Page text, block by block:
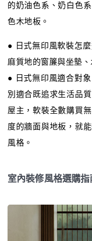
的奶油色系、奶白色
色木地板。
● 日式無印風軟裝怎
麻質地的窗簾與坐墊
● 日式無印風適合對
別適合既追求生活品
屋主，軟裝全數購買
度的牆面與地板，就
風格。
室內裝修風格選購